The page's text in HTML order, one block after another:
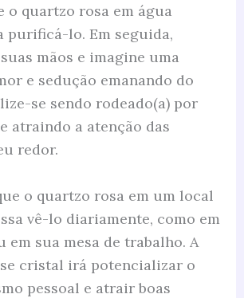
o quartzo rosa em água
purificá-lo. Em seguida,
mãos e imagine uma
e sedução emanando do
se sendo rodeado(a) por
atraindo a atenção das
redor.
o quartzo rosa em um local
vê-lo diariamente, como em
em sua mesa de trabalho. A
cristal irá potencializar o
pessoal e atrair boas